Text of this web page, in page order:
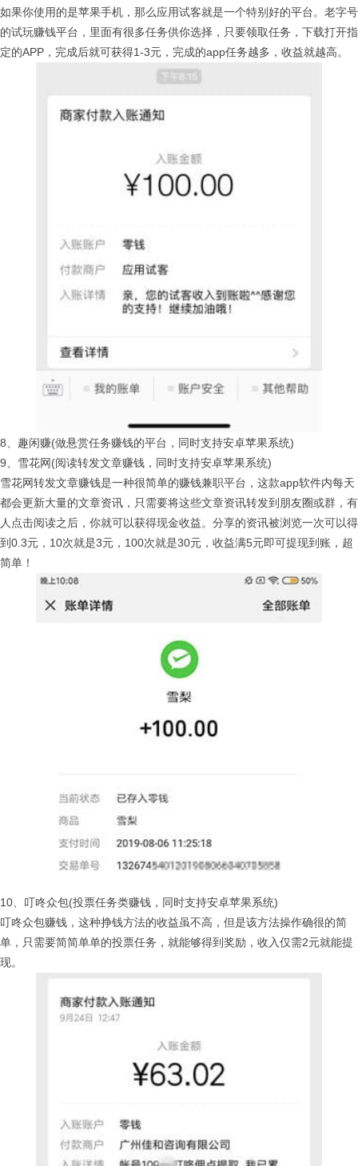
如果你使用的是苹果手机，那么应用试客就是一个特别好的平台。老字号
的试玩赚钱平台，里面有很多任务供你选择，只要领取任务，下载打开指
定的APP，完成后就可获得1-3元，完成的app任务越多，收益就越高。
8、趣闲赚(做悬赏任务赚钱的平台，同时支持安卓苹果系统)
9、雪花网(阅读转发文章赚钱，同时支持安卓苹果系统)
雪花网转发文章赚钱是一种很简单的赚钱兼职平台，这款app软件内每天
都会更新大量的文章资讯，只需要将这些文章资讯转发到朋友圈或群，有
人点击阅读之后，你就可以获得现金收益。分享的资讯被浏览一次可以得
到0.3元，10次就是3元，100次就是30元，收益满5元即可提现到账，超
简单！
10、叮咚众包(投票任务类赚钱，同时支持安卓苹果系统)
叮咚众包赚钱，这种挣钱方法的收益虽不高，但是该方法操作确很的简
单，只需要简简单单的投票任务，就能够得到奖励，收入仅需2元就能提
现。